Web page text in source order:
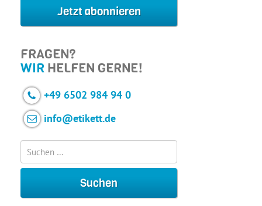
Jetzt abonnieren
FRAGEN?
WIR HELFEN GERNE!
+49 6502 984 94 0
info@etikett.de